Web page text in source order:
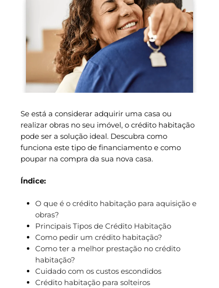
Se está a considerar adquirir uma casa ou
realizar obras no seu imóvel, o crédito habitação
pode ser a solução ideal. Descubra como
funciona este tipo de financiamento e como
poupar na compra da sua nova casa.
Índice:
O que é o crédito habitação para aquisição e
obras?
Principais Tipos de Crédito Habitação
Como pedir um crédito habitação?
Como ter a melhor prestação no crédito
habitação?
Cuidado com os custos escondidos
Crédito habitação para solteiros